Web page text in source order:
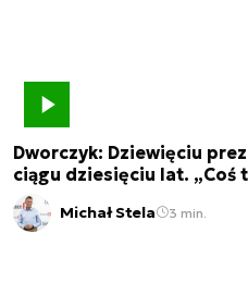
Dworczyk: Dziewięciu
ciągu dziesięciu lat. „Coś
Michał Stela 3 min.